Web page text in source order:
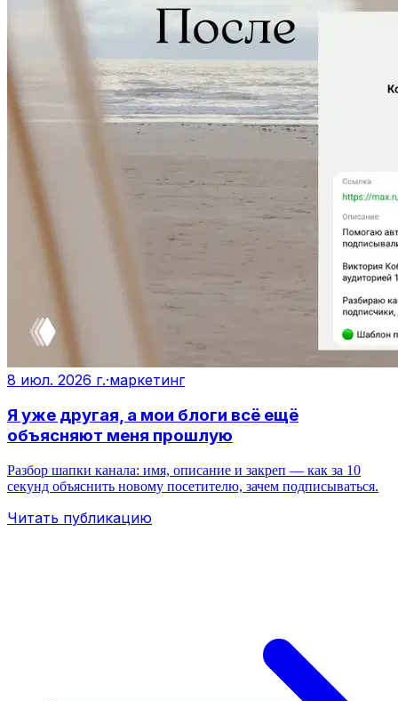
8 июл. 2026 г.·маркетинг
Я уже другая, а мои блоги всё ещё
объясняют меня прошлую
Разбор шапки канала: имя, описание и закреп — как за 10
секунд объяснить новому посетителю, зачем подписываться.
Читать публикацию